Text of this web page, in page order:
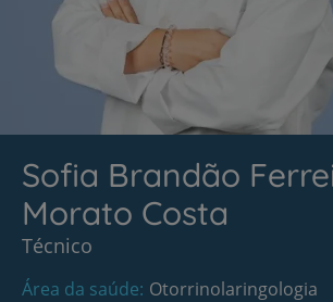
Sofia Brandão
Morato Costa
Técnico
Área da saúde Otorrinolaringologia